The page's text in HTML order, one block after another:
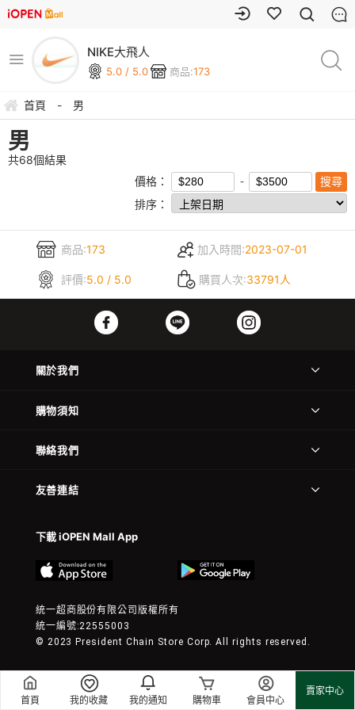
首頁 我的收藏 我的通知 購物車 會員中心
賣家中心
NIKE大飛人
5.0 / 5.0 商品:173
首頁 - 男
男
共68個結果
價格：
排序：
商品:173 加入時間:2023-07-01
評價:5.0 / 5.0 購買人次:33791人
關於我們
購物須知
聯絡我們
友善連結
下載 iOPEN Mall App
統一超商股份有限公司版權所有
統一編號:22555003
© 2023 President Chain Store Corp. All rights reserved.